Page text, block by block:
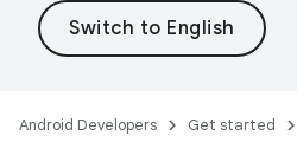
Android Developers Get started